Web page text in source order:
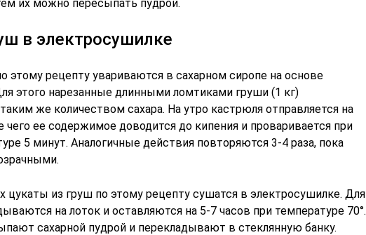
их можно пересыпать пудрой.
в электросушилке
этому рецепту увариваются в сахарном сиропе на основе
этого нарезанные длинными ломтиками груши (1 кг)
же количеством сахара. На утро кастрюля отправляется на
чего ее содержимое доводится до кипения и проваривается при
5 минут. Аналогичные действия повторяются 3-4 раза, пока
цукаты из груш по этому рецепту сушатся в электросушилке. Для
на лоток и оставляются на 5-7 часов при температуре 70°.
сахарной пудрой и перекладывают в стеклянную банку.